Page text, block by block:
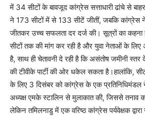
में 34 सीटों के बावजूद कांग्रेस सत्ताधारी ढांचे से
ने 173 सीटों में से 133 सीटें जीतीं, जबकि कांग्रेस
जीतकर उच्च सफलता दर दर्ज की। सूत्रों का
सीटों तक की मांग कर रही है और युवा नेताओं के
है, साथ ही चेतावनी दे रही है कि असंतोष जमीनी स्तर
की टीवीके पार्टी की ओर धकेल सकता है।हालांकि,
के लिए 3 दिसंबर को कांग्रेस के एक
अध्यक्ष एमके स्टालिन से मुलाकात की, जिससे तनाव
लेकिन तमिलनाडु में एक वरिष्ठ कांग्रेस पर्यवेक्षक